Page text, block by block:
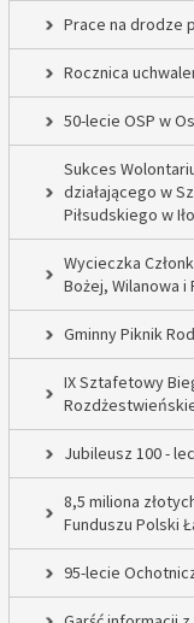
Prace na drodze
Rocznica
50-lecie OSP w
Sukces
działającego w
Piłsudskiego w
Wycieczka
Bożej, Wilanowa i
Gminny Piknik
IX Sztafetowy
Jubileusz 100 -
8,5 miliona
Funduszu Polski
95-lecie